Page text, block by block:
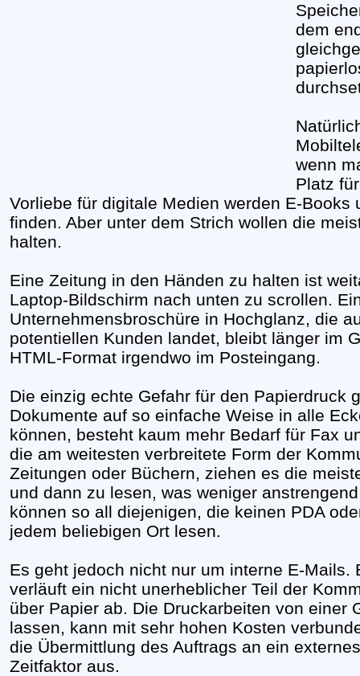
dem
wenn
Platz
Vorliebe für digitale Medien werden E-Books
finden. Aber unter dem Strich wollen die
halten.
Eine Zeitung in den Händen zu halten ist
Laptop-Bildschirm nach unten zu scrollen.
Unternehmensbroschüre in Hochglanz, die
potentiellen Kunden landet, bleibt länger im
HTML-Format irgendwo im Posteingang.
Die einzig echte Gefahr für den Papierdruck
Dokumente auf so einfache Weise in alle
können, besteht kaum mehr Bedarf für Fax
die am weitesten verbreitete Form der
Zeitungen oder Büchern, ziehen es die
und dann zu lesen, was weniger
können so all diejenigen, die keinen PDA
jedem beliebigen Ort lesen.
Es geht jedoch nicht nur um interne E-Mails.
verläuft ein nicht unerheblicher Teil der
über Papier ab. Die Druckarbeiten von einer
lassen, kann mit sehr hohen Kosten
die Übermittlung des Auftrags an ein
Zeitfaktor aus.